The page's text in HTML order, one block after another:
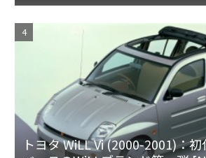
トヨタ WiLL Vi (2000-2001)：